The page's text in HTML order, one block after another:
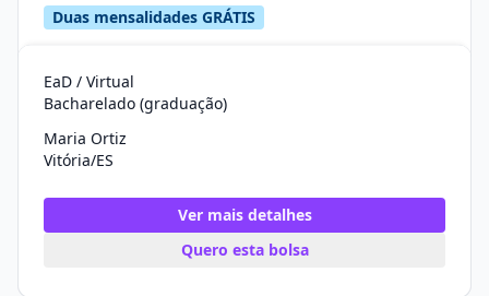
Duas mensalidades GRÁTIS
EaD / Virtual
Bacharelado (graduação)
Maria Ortiz
Vitória/ES
Ver mais detalhes
Quero esta bolsa